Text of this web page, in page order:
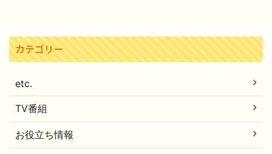
カテゴリー
etc.
TV番組
お役立ち情報